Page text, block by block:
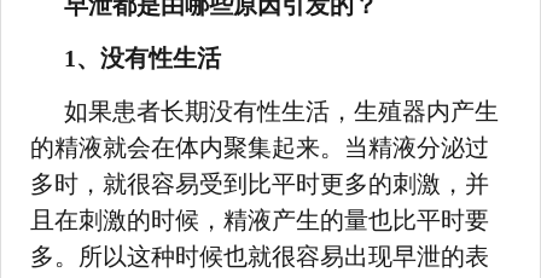
早泄都是由哪些原因引发的？
1、没有性生活
如果患者长期没有性生活，生殖器内产生
的精液就会在体内聚集起来。当精液分泌过
多时，就很容易受到比平时更多的刺激，并
且在刺激的时候，精液产生的量也比平时要
多。所以这种时候也就很容易出现早泄的表